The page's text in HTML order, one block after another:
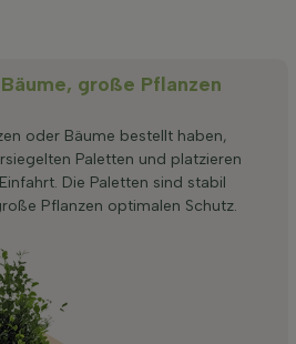
große Pflanzen
oder Bäume bestellt haben,
Paletten und platzieren
Die Paletten sind stabil
Pflanzen optimalen Schutz.